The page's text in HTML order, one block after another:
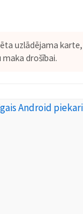
uzlādējama karte,
drošībai.